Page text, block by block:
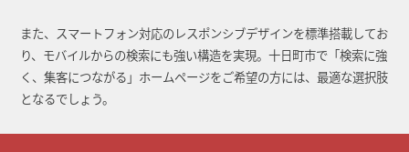
また、スマートフォン対応のレスポンシブデザインを標準搭載してお
り、モバイルからの検索にも強い構造を実現。十日町市で「検索に強
く、集客につながる」ホームページをご希望の方には、最適な選択肢
となるでしょう。